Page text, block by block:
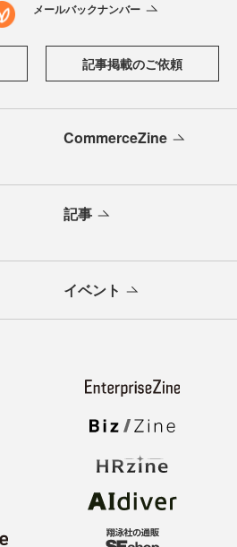
メールバックナンバー
記事掲載のご依頼
CommerceZine
記事
イベント